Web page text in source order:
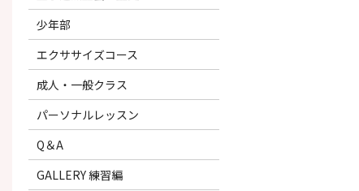
少年部
エクササイズコース
成人・一般クラス
パーソナルレッスン
Q＆A
GALLERY 練習編